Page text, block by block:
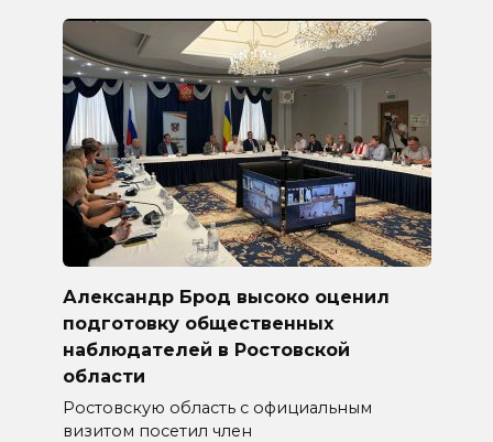
Александр Брод высоко оценил
подготовку общественных
наблюдателей в Ростовской
области
Ростовскую область с официальным
визитом посетил член